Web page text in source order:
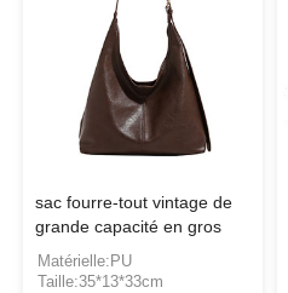
sac fourre-tout vintage de
grande capacité en gros
Matérielle:PU
Taille:35*13*33cm